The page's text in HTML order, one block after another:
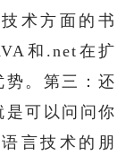
术方面的书
和.net在扩
势。第三：还
是可以问问你
言技术的朋